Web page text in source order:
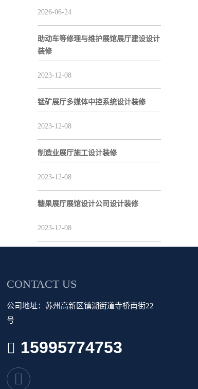
2026-06-24
助动车等修理与维护展馆展厅建设设计
装修
2023-12-08
锰矿展厅多媒体中控系统设计装修
2023-12-08
制造业展厅施工设计装修
2023-12-08
糖果展厅展馆设计公司设计装修
2023-12-08
CONTACT US
公司地址：苏州高新区镇湖街道寺桥南街22
号
15995774753